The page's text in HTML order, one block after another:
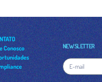
Conosco
NEWSLETTER